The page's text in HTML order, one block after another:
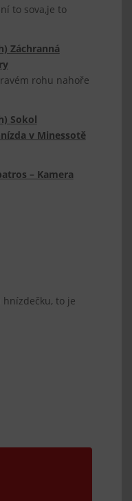
to sova,je to
Záchranná
rohu nahoře
Sokol
v Minessotě
– Kamera
hnízdečku, to je